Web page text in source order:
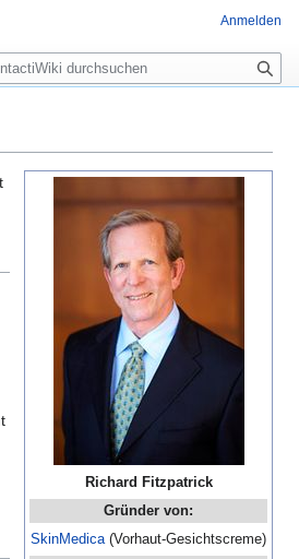
Richard Fitzpatrick
Gründer von:
SkinMedica(Vorhaut-Gesichtscreme)
Anmelden